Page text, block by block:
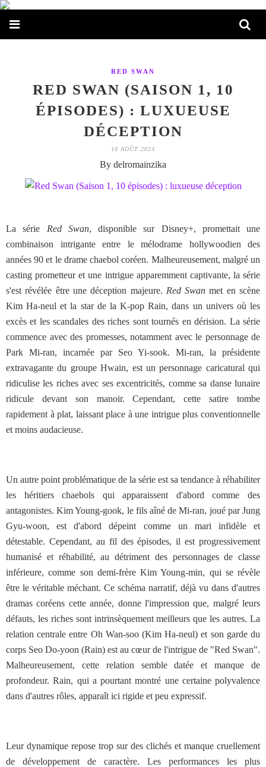
RED SWAN
RED SWAN (SAISON 1, 10
ÉPISODES) : LUXUEUSE
DÉCEPTION
10 AOÛT 2024
By delromainzika
La série Red Swan, disponible sur Disney+, promettait une
combinaison intrigante entre le mélodrame hollywoodien des
années 90 et le drame chaebol coréen. Malheureusement, malgré un
casting prometteur et une intrigue apparemment captivante, la série
s'est révélée être une déception majeure. Red Swan met en scène
Kim Ha-neul et la star de la K-pop Rain, dans un univers où les
excès et les scandales des riches sont tournés en dérision. La série
commence avec des promesses, notamment avec le personnage de
Park Mi-ran, incarnée par Seo Yi-sook. Mi-ran, la présidente
extravagante du groupe Hwain, est un personnage caricatural qui
ridiculise les riches avec ses excentricités, comme sa danse lunaire
ridicule devant son manoir. Cependant, cette satire tombe
rapidement à plat, laissant place à une intrigue plus conventionnelle
et moins audacieuse.
Un autre point problématique de la série est sa tendance à réhabiliter
les héritiers chaebols qui apparaissent d'abord comme des
antagonistes. Kim Young-gook, le fils aîné de Mi-ran, joué par Jung
Gyu-woon, est d'abord dépeint comme un mari infidèle et
détestable. Cependant, au fil des épisodes, il est progressivement
humanisé et réhabilité, au détriment des personnages de classe
inférieure, comme son demi-frère Kim Young-min, qui se révèle
être le véritable méchant. Ce schéma narratif, déjà vu dans d'autres
dramas coréens cette année, donne l'impression que, malgré leurs
défauts, les riches sont intrinsèquement meilleurs que les autres. La
relation centrale entre Oh Wan-soo (Kim Ha-neul) et son garde du
corps Seo Do-yoon (Rain) est au cœur de l'intrigue de "Red Swan".
Malheureusement, cette relation semble datée et manque de
profondeur. Rain, qui a pourtant montré une certaine polyvalence
dans d'autres rôles, apparaît ici rigide et peu expressif.
Leur dynamique repose trop sur des clichés et manque cruellement
de développement de caractère. Les performances les plus